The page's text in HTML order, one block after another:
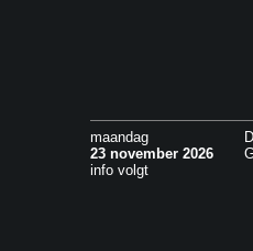
maandag
23 november 2026
info volgt